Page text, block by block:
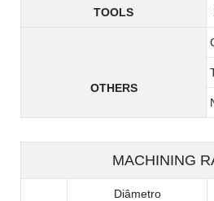
TOOLS
OTHERS
MACHINING
Diâmetro